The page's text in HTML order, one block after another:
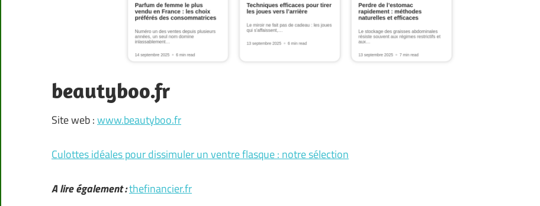
beautyboo.fr
Site web :www.beautyboo.fr
Culottes idéales pour dissimuler un ventre flasque : notre sélection
A lire également :thefinancier.fr